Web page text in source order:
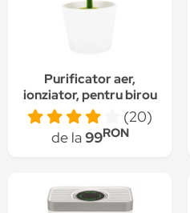
Purificator aer,
ionziator, pentru birou
sau casa, in forma de
planta, fara filtru,
incarcare USB -
(20)
de la99RON